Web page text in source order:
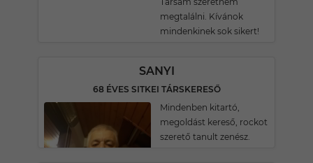
megtalálni. Kívánok
mindenkinek sok sikert!
SANYI
68 ÉVES SITKEI TÁRSKERESŐ
Mindenben kitartó,
megoldást kereső, rockot
szerető tanult zenész.